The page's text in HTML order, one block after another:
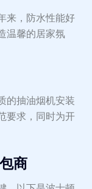
来，防水性能好
温馨的居家氛
的抽油烟机安装
要求，同时为开
商